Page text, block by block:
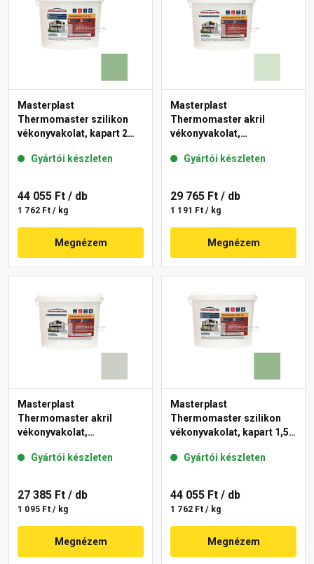
Masterplast
Thermomaster szilikon
vékonyvakolat, kapart 2
Gyártói készleten
44 055 Ft / db
1 762 Ft / kg
Megnézem
Masterplast
Thermomaster akril
vékonyvakolat,
41-E 25 kg
Gyártói készleten
29 765 Ft / db
1 191 Ft / kg
Megnézem
Masterplast
Thermomaster akril
vékonyvakolat,
43-E 25 kg
Gyártói készleten
27 385 Ft / db
1 095 Ft / kg
Megnézem
Masterplast
Thermomaster szilikon
vékonyvakolat, kapart 1,5
Gyártói készleten
44 055 Ft / db
1 762 Ft / kg
Megnézem